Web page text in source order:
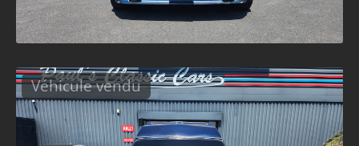
Véhicule vendu